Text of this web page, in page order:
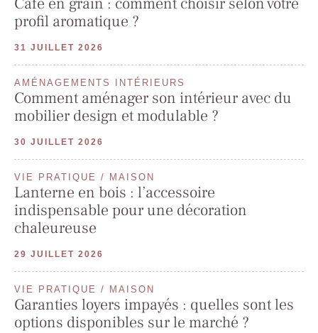
profil aromatique ?
31 JUILLET 2026
AMÉNAGEMENTS INTÉRIEURS
Comment aménager son intérieur avec du
mobilier design et modulable ?
30 JUILLET 2026
VIE PRATIQUE / MAISON
Lanterne en bois : l’accessoire
indispensable pour une décoration
chaleureuse
29 JUILLET 2026
VIE PRATIQUE / MAISON
Garanties loyers impayés : quelles sont les
options disponibles sur le marché ?